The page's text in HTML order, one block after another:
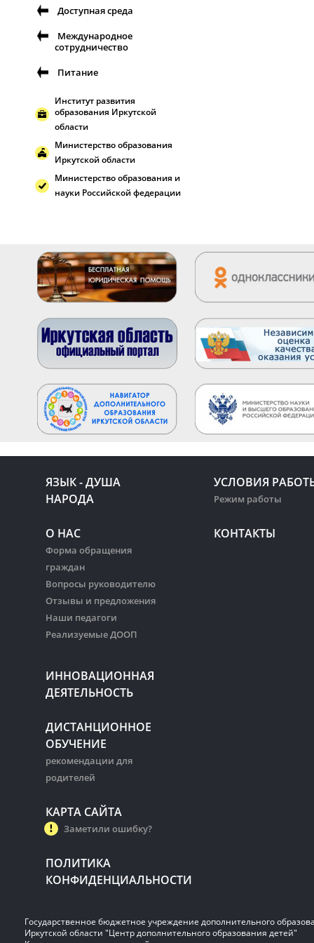
Доступная среда
Международное
сотрудничество
Питание
Институт развития
образования Иркутской
области
Министерство образования
Иркутской области
Министерство образования и
науки Российской федерации
ЯЗЫК - ДУША
НАРОДА
О НАС
Форма обращения
граждан
Вопросы руководителю
Отзывы и предложения
Наши педагоги
Реализуемые ДООП
УСЛОВИЯ
Режим работы
КОНТАКТЫ
ИННОВАЦИОННАЯ
ДЕЯТЕЛЬНОСТЬ
ДИСТАНЦИОННОЕ
ОБУЧЕНИЕ
рекомендации для
родителей
КАРТА САЙТА
Заметили ошибку?
ПОЛИТИКА
КОНФИДЕНЦИАЛЬНОСТИ
Государственное бюджетное учреждение дополнительного
Иркутской области "Центр дополнительного образования детей"